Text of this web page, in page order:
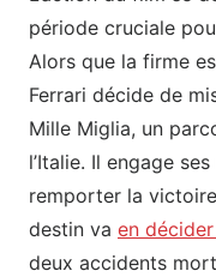
période cruciale
Alors que la firme
Ferrari décide de
Mille Miglia, un
l’Italie. Il engage
remporter la
destin va en
deux accidents